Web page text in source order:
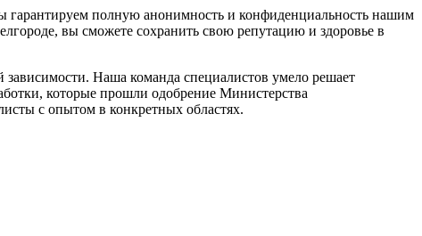
гарантируем полную анонимность и конфиденциальность нашим
вы сможете сохранить свою репутацию и здоровье в
Наша команда специалистов умело решает
которые прошли одобрение Министерства
с опытом в конкретных областях.